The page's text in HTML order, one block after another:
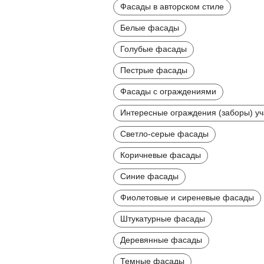
Фасады в авторском стиле
Белые фасады
Голубые фасады
Пестрые фасады
Фасады с ограждениями
Интересные ограждения (заборы)
Светло-серые фасады
Коричневые фасады
Синие фасады
Фиолетовые и сиреневые фасады
Штукатурные фасады
Деревянные фасады
Темные фасады